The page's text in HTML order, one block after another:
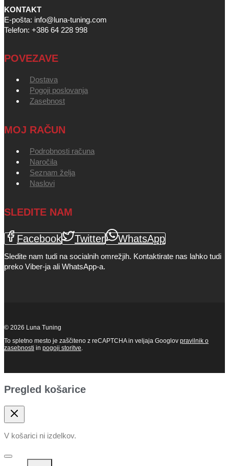
KONTAKT
E-pošta: info@luna-tuning.com
Telefon: +386 64 228 998
POVEZAVE
Dostava
Pogoji poslovanja
Zasebnost
MOJ RAČUN
Podrobnosti računa
Naročila
Seznam želja
Naslovi
SLEDITE NAM
Facebook Twitter WhatsApp
Sledite nam tudi na socialnih omrežjih. Kontaktirate nas lahko tudi
preko Viber-ja ali WhatsApp-a.
© 2026 Luna Tuning
To spletno mesto je zaščiteno z reCAPTCHA in veljaja Googlov pravilnik o
zasebnosti in pogoji storitve.
Pregled košarice
V košarici ni izdelkov.